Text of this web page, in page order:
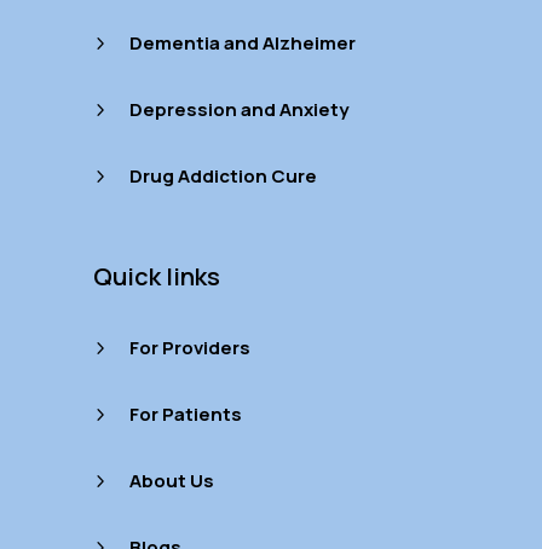
5 Dementia and Alzheimer
5 Depression and Anxiety
5 Drug Addiction Cure
Quick links
5 For Providers
5 For Patients
5 About Us